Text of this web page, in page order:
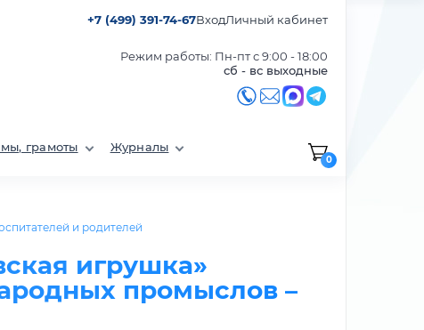
+7 (499) 391-74-67ВходЛичный кабинет
Режим работы: Пн-пт с 9:00 - 18:00
сб - вс выходные
грамоты Журналы
0
и родителей
игрушка»
промыслов –